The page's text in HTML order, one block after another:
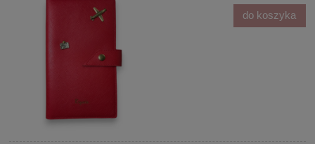
do koszyka